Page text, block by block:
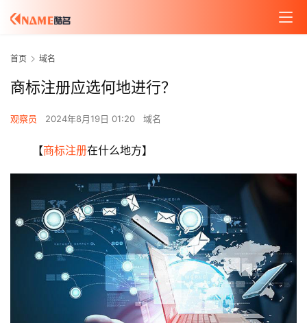
首页 域名
商标注册应选何地进行？
观察员 2024年8月19日 01:20 域名
【商标注册在什么地方】